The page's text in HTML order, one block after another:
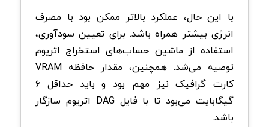
با این حال، عملکرد بالاتر ممکن بود با مصرف
انرژی بیشتر همراه باشد. برای تعیین سودآوری،
استفاده از ماشین‌ حساب‌های استخراج اتریوم
توصیه می‌شد. همچنین، مقدار حافظه VRAM
کارت گرافیک نیز مهم بود و باید حداقل ۶
گیگابایت می‌بود تا با فایل DAG اتریوم سازگار
باشد.